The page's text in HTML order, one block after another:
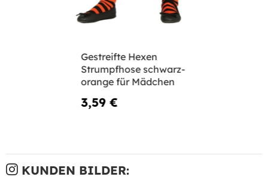
Gestreifte Hexen
Strumpfhose schwarz-
orange für Mädchen
3,59 €
KUNDEN BILDER: